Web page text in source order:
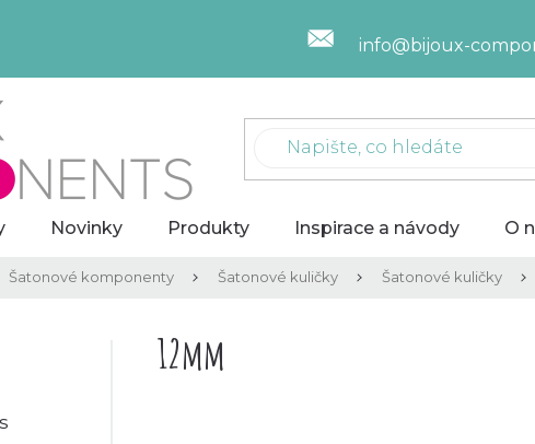
info@bijoux-
Novinky Produkty Inspirace a návody O
Šatonové komponenty Šatonové kuličky Šatonové kuličky
12mm